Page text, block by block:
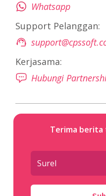
Whatsapp
Support Pelanggan:
Kerjasama:
Hubungi
Terima berita